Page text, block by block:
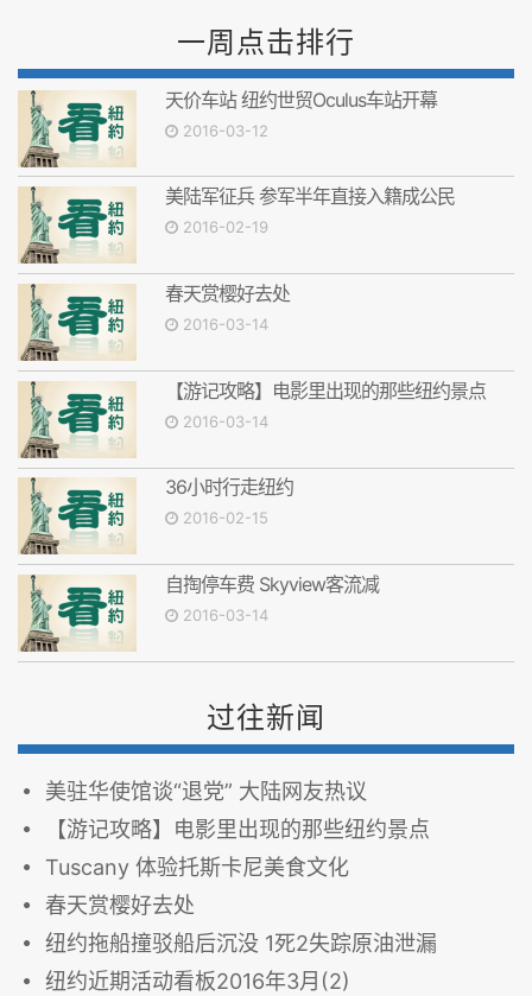
一周点击排行
天价车站 纽约世贸Oculus车站开幕
2016-03-12
美陆军征兵 参军半年直接入籍成公民
2016-02-19
春天赏樱好去处
2016-03-14
【游记攻略】电影里出现的那些纽约景点
2016-03-14
36小时行走纽约
2016-02-15
自掏停车费 Skyview客流减
2016-03-14
过往新闻
美驻华使馆谈“退党” 大陆网友热议
【游记攻略】电影里出现的那些纽约景点
Tuscany 体验托斯卡尼美食文化
春天赏樱好去处
纽约拖船撞驳船后沉没 1死2失踪原油泄漏
纽约近期活动看板2016年3月(2)